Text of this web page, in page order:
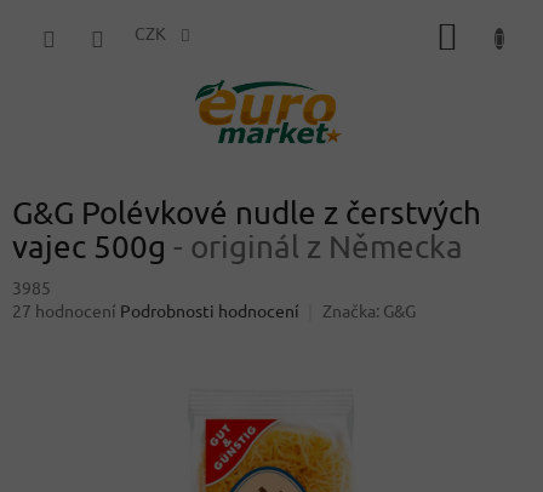
CZK
G&G Polévkové nudle z čerstvých
vajec 500g - originál z Německa
3985
Průměrné
27 hodnocení Podrobnosti hodnocení Značka: G&G